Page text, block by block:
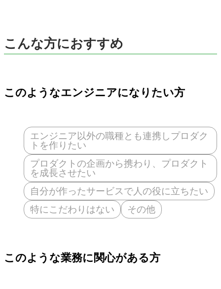
こんな方におすすめ
このようなエンジニアになりたい方
エンジニア以外の職種とも連携しプロダク
トを作りたい
プロダクトの企画から携わり、プロダクト
を成長させたい
自分が作ったサービスで人の役に立ちたい
特にこだわりはない
その他
このような業務に関心がある方